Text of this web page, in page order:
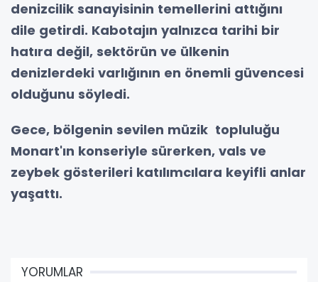
denizcilik sanayisinin temellerini attığını
dile getirdi. Kabotajın yalnızca tarihi bir
hatıra değil, sektörün ve ülkenin
denizlerdeki varlığının en önemli güvencesi
olduğunu söyledi.
Gece, bölgenin sevilen müzik topluluğu
Monart'ın konseriyle sürerken, vals ve
zeybek gösterileri katılımcılara keyifli anlar
yaşattı.
YORUMLAR